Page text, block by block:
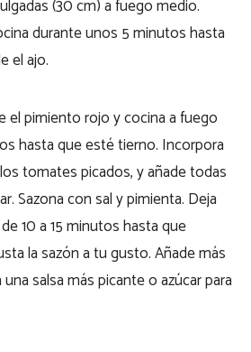
(30 cm) a fuego medio.
durante unos 5 minutos hasta
el ajo.
el pimiento rojo y cocina a fuego
hasta que esté tierno. Incorpora
tomates picados, y añade todas
Sazona con sal y pimienta. Deja
10 a 15 minutos hasta que
la sazón a tu gusto. Añade más
salsa más picante o azúcar para